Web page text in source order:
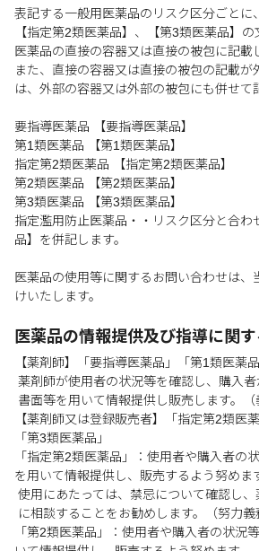
表記する一般用医薬品のリスク区分ごとに
【指定第2類医薬品】、【第3類医薬品】の
医薬品の直接の容器又は直接の被包に記載
また、直接の容器又は直接の被包の記載が
は、外部の容器又は外部の被包にも併せて
要指導医薬品 【要指導医薬品】
第1類医薬品 【第1類医薬品】
指定第2類医薬品 【指定第2類医薬品】
第2類医薬品 【第2類医薬品】
第3類医薬品 【第3類医薬品】
指定濫用防止医薬品・・リスク区分と合わ
品】を併記します。
医薬品の使用等に関するお問い合わせは、
けいたします。
医薬品の情報提供及び指導に関
【薬剤師】「要指導医薬品」「第1類医薬品
薬剤師が使用者の状況等を確認し、購入者
書面等を用いて情報提供し販売します。（
【薬剤師又は登録販売者】「指定第2類医
「第3類医薬品」
「指定第2類医薬品」：使用者や購入者の
を用いて情報提供し、販売するよう努めま
使用にあたっては、禁忌について確認し
に相談することをお勧めします。（努力義
「第2類医薬品」：使用者や購入者の状況